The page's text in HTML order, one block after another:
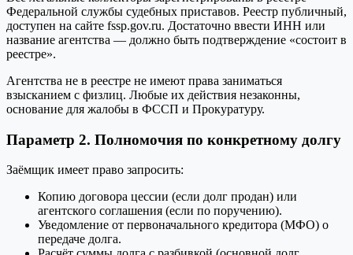
Федеральной службы судебных приставов. Реестр публичный,
доступен на сайте fssp.gov.ru. Достаточно ввести ИНН или
название агентства — должно быть подтверждение «состоит в
реестре».
Агентства не в реестре не имеют права заниматься
взысканием с физлиц. Любые их действия незаконны,
основание для жалобы в ФССП и Прокуратуру.
Параметр 2. Полномочия по конкретному долгу
Заёмщик имеет право запросить:
Копию договора цессии (если долг продан) или
агентского соглашения (если по поручению).
Уведомление от первоначального кредитора (МФО) о
передаче долга.